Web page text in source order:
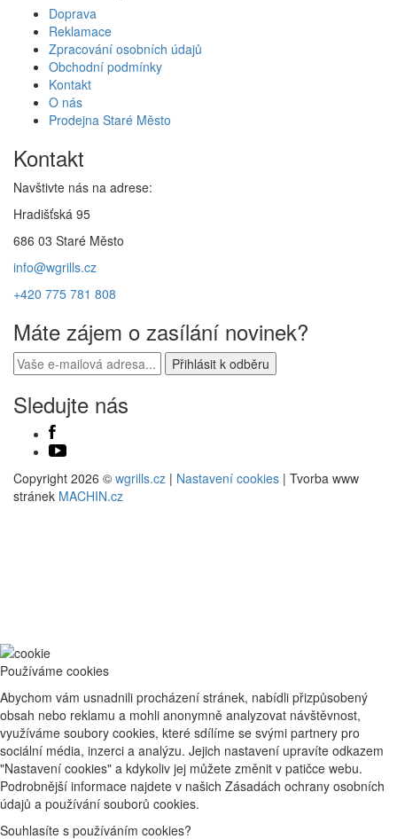
Doprava
Reklamace
Zpracování osobních údajů
Obchodní podmínky
Kontakt
O nás
Prodejna Staré Město
Kontakt
Navštivte nás na adrese:
Hradišťská 95
686 03 Staré Město
info@wgrills.cz
+420 775 781 808
Máte zájem o zasílání novinek?
Sledujte nás
Copyright 2026 © wgrills.cz | Nastavení cookies | Tvorba www
stránek MACHIN.cz
Používáme cookies
Abychom vám usnadnili procházení stránek, nabídli přizpůsobený
obsah nebo reklamu a mohli anonymně analyzovat návštěvnost,
využíváme soubory cookies, které sdílíme se svými partnery pro
sociální média, inzerci a analýzu. Jejich nastavení upravíte odkazem
"Nastavení cookies" a kdykoliv jej můžete změnit v patičce webu.
Podrobnější informace najdete v našich Zásadách ochrany osobních
údajů a používání souborů cookies.
Souhlasíte s používáním cookies?